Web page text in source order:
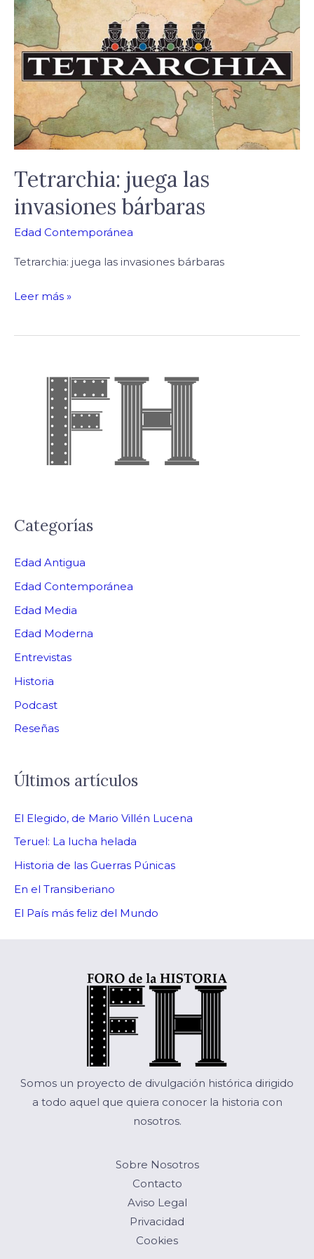
Tetrarchia: juega las
invasiones bárbaras
Edad Contemporánea
Tetrarchia: juega las invasiones bárbaras
las
invasiones
bárbaras
Leer más »
Categorías
Edad Antigua
Edad Contemporánea
Edad Media
Edad Moderna
Entrevistas
Historia
Podcast
Reseñas
Últimos artículos
El Elegido, de Mario Villén Lucena
Teruel: La lucha helada
Historia de las Guerras Púnicas
En el Transiberiano
El País más feliz del Mundo
Somos un proyecto de divulgación histórica dirigido
a todo aquel que quiera conocer la historia con
nosotros.
Sobre Nosotros
Contacto
Aviso Legal
Privacidad
Cookies